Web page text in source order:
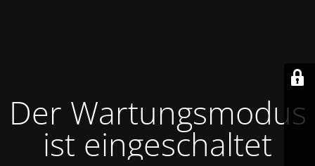
Der Wartungsmodus
ist eingeschaltet